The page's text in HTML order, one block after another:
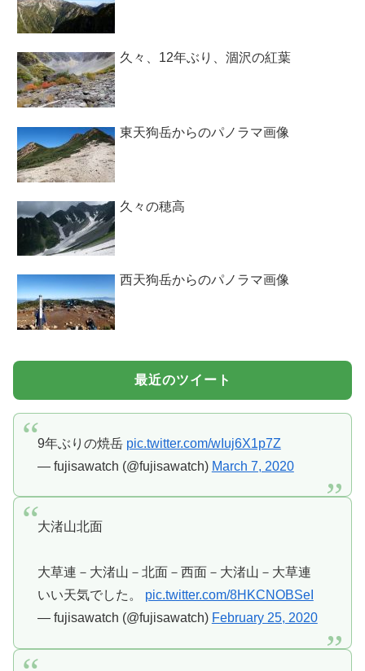
久々、12年ぶり、涸沢の紅葉
東天狗岳からのパノラマ画像
久々の穂高
西天狗岳からのパノラマ画像
最近のツイート
9年ぶりの焼岳 pic.twitter.com/wIuj6X1p7Z
— fujisawatch (@fujisawatch) March 7, 2020
大渚山北面
大草連－大渚山－北面－西面－大渚山－大草連
いい天気でした。 pic.twitter.com/8HKCNOBSeI
— fujisawatch (@fujisawatch) February 25, 2020